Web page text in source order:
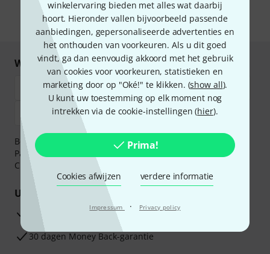
winkelervaring bieden met alles wat daarbij
hoort. Hieronder vallen bijvoorbeeld passende
aanbiedingen, gepersonaliseerde advertenties en
het onthouden van voorkeuren. Als u dit goed
vindt, ga dan eenvoudig akkoord met het gebruik
van cookies voor voorkeuren, statistieken en
marketing door op "Oké!" te klikken. (show all).
U kunt uw toestemming op elk moment nog
intrekken via de cookie-instellingen (hier).
Prima!
Cookies afwijzen verdere informatie
Impressum · Privacy policy
gegevensbescherming.
* Benodigd
Winkel en betaal veilig
Betaalt u veilig en vertrouwd met Bankoverschrijving,
PayPal, iDEAL,
of
Creditcard.
Uw voordelen
3 jaar Thomann garantie
30 dagen Money Back-garantie